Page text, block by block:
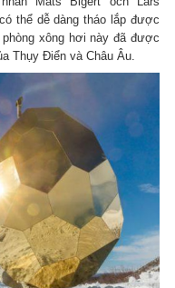
thể dễ dàng tháo lắp được
xông hơi này đã được
Thụy Điển và Châu Âu.